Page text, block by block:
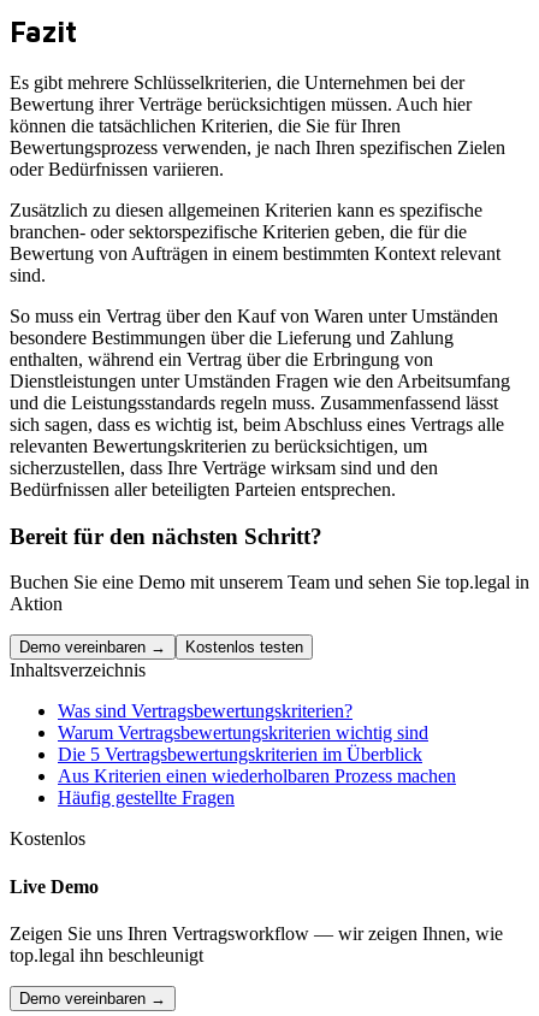
Fazit
Es gibt mehrere Schlüsselkriterien, die Unternehmen bei der
Bewertung ihrer Verträge berücksichtigen müssen. Auch hier
können die tatsächlichen Kriterien, die Sie für Ihren
Bewertungsprozess verwenden, je nach Ihren spezifischen Zielen
oder Bedürfnissen variieren.
Zusätzlich zu diesen allgemeinen Kriterien kann es spezifische
branchen- oder sektorspezifische Kriterien geben, die für die
Bewertung von Aufträgen in einem bestimmten Kontext relevant
sind.
So muss ein Vertrag über den Kauf von Waren unter Umständen
besondere Bestimmungen über die Lieferung und Zahlung
enthalten, während ein Vertrag über die Erbringung von
Dienstleistungen unter Umständen Fragen wie den Arbeitsumfang
und die Leistungsstandards regeln muss. Zusammenfassend lässt
sich sagen, dass es wichtig ist, beim Abschluss eines Vertrags alle
relevanten Bewertungskriterien zu berücksichtigen, um
sicherzustellen, dass Ihre Verträge wirksam sind und den
Bedürfnissen aller beteiligten Parteien entsprechen.
Bereit für den nächsten Schritt?
Buchen Sie eine Demo mit unserem Team und sehen Sie top.legal in
Aktion
Demo vereinbaren → Kostenlos testen
Inhaltsverzeichnis
Was sind Vertragsbewertungskriterien?
Warum Vertragsbewertungskriterien wichtig sind
‍Die 5 Vertragsbewertungskriterien im Überblick
Aus Kriterien einen wiederholbaren Prozess machen
Häufig gestellte Fragen
Kostenlos
Live Demo
Zeigen Sie uns Ihren Vertragsworkflow — wir zeigen Ihnen, wie
top.legal ihn beschleunigt
Demo vereinbaren →